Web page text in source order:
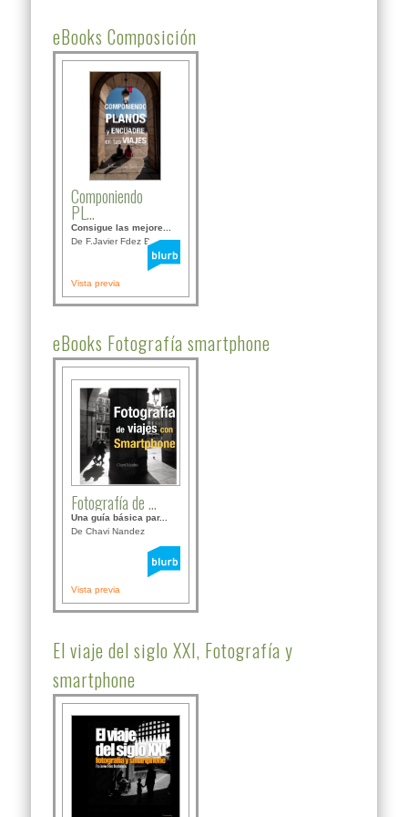
eBooks Composición
Componiendo
PL...
Consigue las mejore...
De F.Javier Fdez Bor...
Vista previa
eBooks Fotografía smartphone
Fotografía de ...
Una guía básica par...
De Chavi Nandez
Vista previa
El viaje del siglo XXI, Fotografía y
smartphone